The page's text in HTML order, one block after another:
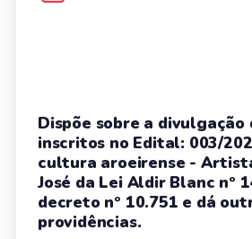
Dispõe sobre a
inscritos no Edital: 003/
cultura aroeirense -
José da Lei Aldir Blanc nº
decreto nº 10.751 e dá
providências.